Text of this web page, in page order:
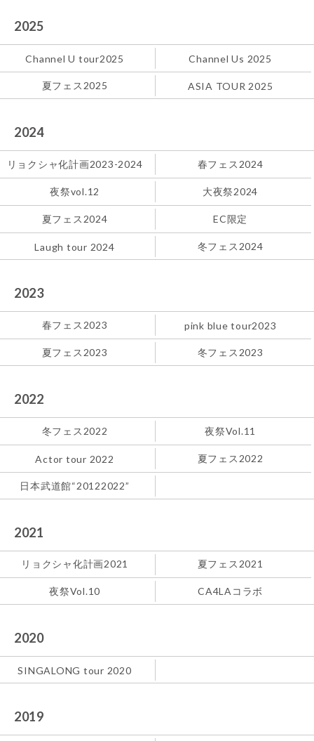
2025
Channel U tour2025 Channel Us 2025
夏フェス2025 ASIA TOUR 2025
2024
リョクシャ化計画2023-2024 春フェス2024
夜祭vol.12 大夜祭2024
夏フェス2024 EC限定
Laugh tour 2024 冬フェス2024
2023
春フェス2023 pink blue tour2023
夏フェス2023 冬フェス2023
2022
冬フェス2022 夜祭Vol.11
Actor tour 2022 夏フェス2022
日本武道館“20122022”
2021
リョクシャ化計画2021 夏フェス2021
夜祭Vol.10 CA4LAコラボ
2020
SINGALONG tour 2020
2019